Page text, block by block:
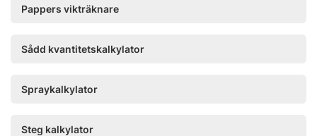
Pappers vikträknare
Sådd kvantitetskalkylator
Spraykalkylator
Steg kalkylator